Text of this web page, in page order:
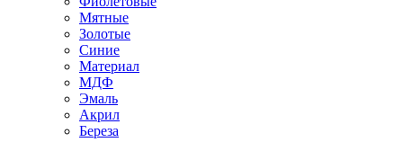
Мятные
Золотые
Синие
Материал
МДФ
Эмаль
Акрил
Береза